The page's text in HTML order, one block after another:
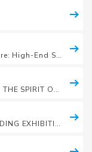
KANEMATSU FOOD NEWS VOL 42 - Feature: High-End Supermarkets vs. Discount Supermarkets (Retail Trends)
WAKE UP AND RUN WITH US SPREADING THE SPIRIT OF “RUNNING FOR A SUPERIOR VIETNAM”
KANEMATSU VIETNAM HELD WOOD BUILDING EXHIBITION IN TOKYU GARDEN CITY, IN BINH DUONG CITY